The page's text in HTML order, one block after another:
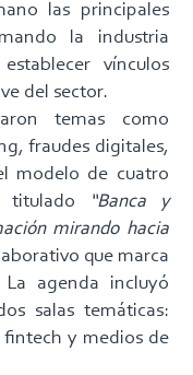
las principales
la industria
vínculos
del sector.
temas como
fraudes digitales,
modelo de cuatro
titulado
“Banca y
mirando hacia
que marca
agenda incluyó
salas temáticas:
fintech y medios de